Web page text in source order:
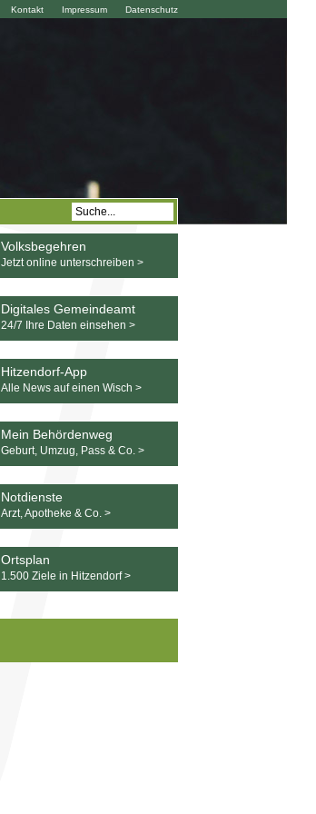
Datenschutz
Impressum
Kontakt
Volksbegehren
Jetzt online unterschreiben >
Digitales Gemeindeamt
24/7 Ihre Daten einsehen >
Hitzendorf-App
Alle News auf einen Wisch >
Mein Behördenweg
Geburt, Umzug, Pass & Co. >
Notdienste
Arzt, Apotheke & Co. >
Ortsplan
1.500 Ziele in Hitzendorf >